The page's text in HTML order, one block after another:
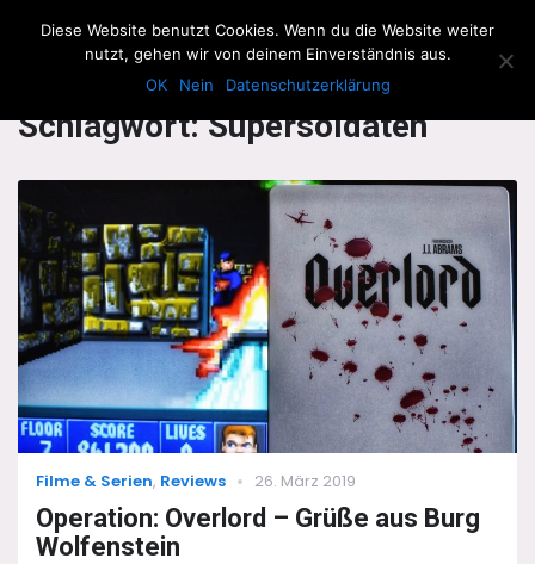
The Howling Men
Schlagwort:Supersoldaten
Categories
Filme & Serien, Reviews
Posted
on
26. März 2019
Operation: Overlord – Grüße aus Burg
Wolfenstein
Diese Website benutzt Cookies. Wenn du die Website weiter
nutzt, gehen wir von deinem Einverständnis aus.
OK
Nein Datenschutzerklärung